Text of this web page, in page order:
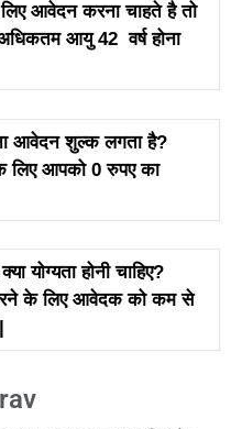
आवेदन करना चाहते है तो
आयु 42 वर्ष होना
आवेदन शुल्क लगता है?
लिए आपको 0 रुपए का
योग्यता होनी चाहिए?
के लिए आवेदक को कम से